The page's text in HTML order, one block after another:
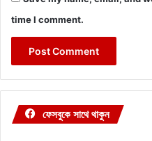
time I comment.
ফেসবুকে সাথে থাকুন